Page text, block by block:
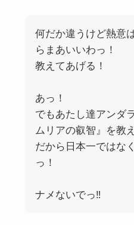
何だか違うけど熱意
らまあいいわっ！
教えてあげる！
あっ！
でもあたし達アンダ
ムリアの叡智』を教
だから日本一ではな
っ！
ナメないでっ‼